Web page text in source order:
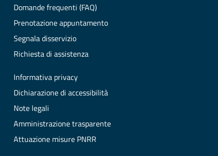
Domande frequenti (FAQ)
Prenotazione appuntamento
Segnala disservizio
Richiesta di assistenza
Informativa privacy
Dichiarazione di accessibilità
Note legali
Amministrazione trasparente
Attuazione misure PNRR